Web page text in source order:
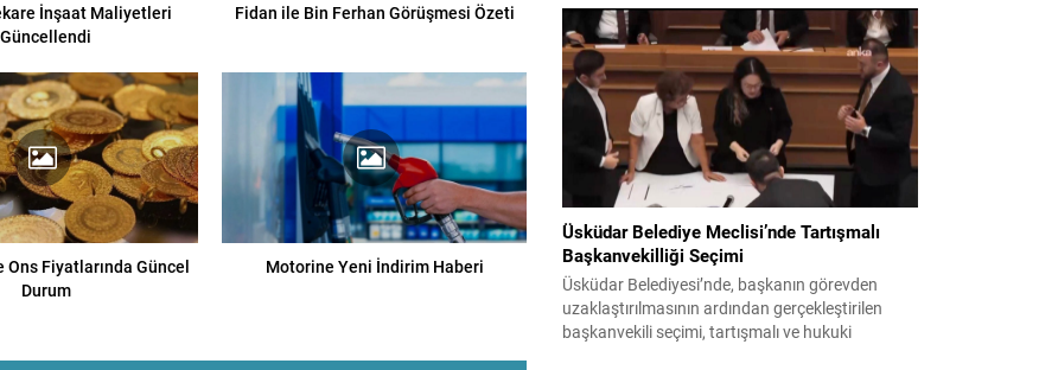
İnşaat Maliyetleri
Güncellendi
Fidan ile Bin Ferhan Görüşmesi Özeti
Ons Fiyatlarında Güncel
Durum
Motorine Yeni İndirim Haberi
Toplantı sonrası yayımlanan sekiz maddelik
bildiri, ülke güvenliği ve bölgesel gelişmelere dair
değerlendirmeleri içermektedir. Yaklaşık 2 saat
15 dakika süren oturumun sonuç metninde;
terörle mücadele, bölgesel istikrar,...
Üsküdar Belediye Meclisi’nde Tartışmalı
Başkanvekilliği Seçimi
Üsküdar Belediyesi’nde, başkanın görevden
uzaklaştırılmasının ardından gerçekleştirilen
başkanvekili seçimi, tartışmalı ve hukuki